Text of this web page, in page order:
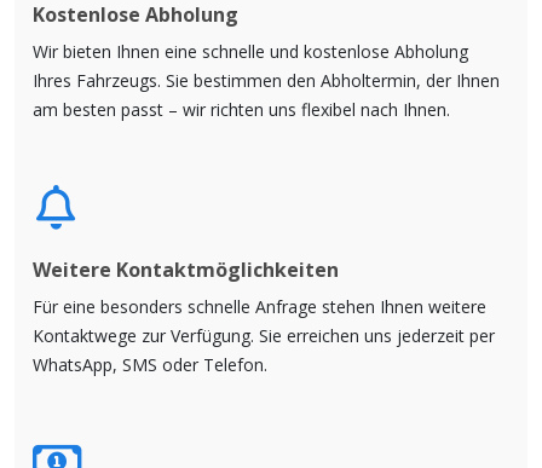
Kostenlose Abholung
Wir bieten Ihnen eine schnelle und kostenlose Abholung
Ihres Fahrzeugs. Sie bestimmen den Abholtermin, der Ihnen
am besten passt – wir richten uns flexibel nach Ihnen.
Weitere Kontaktmöglichkeiten
Für eine besonders schnelle Anfrage stehen Ihnen weitere
Kontaktwege zur Verfügung. Sie erreichen uns jederzeit per
WhatsApp, SMS oder Telefon.